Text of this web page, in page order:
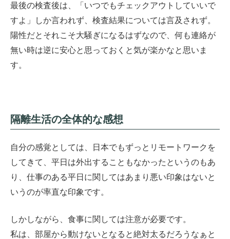
最後の検査後は、「いつでもチェックアウトしていいで
すよ」しか言われず、検査結果については言及されず。
陽性だとそれこそ大騒ぎになるはずなので、何も連絡が
無い時は逆に安心と思っておくと気が楽かなと思いま
す。
隔離生活の全体的な感想
自分の感覚としては、日本でもずっとリモートワークを
してきて、平日は外出することもなかったというのもあ
り、仕事のある平日に関してはあまり悪い印象はないと
いうのが率直な印象です。
しかしながら、食事に関しては注意が必要です。
私は、部屋から動けないとなると絶対太るだろうなぁと